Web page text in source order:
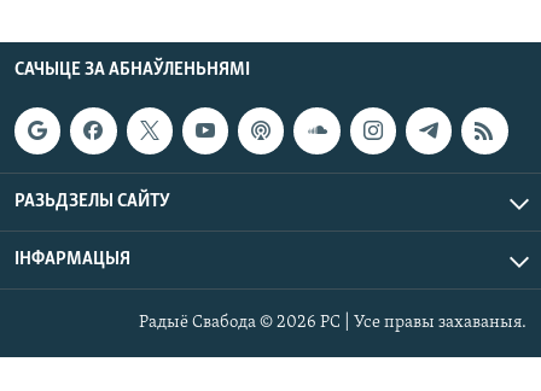
САЧЫЦЕ ЗА АБНАЎЛЕНЬНЯМІ
РАЗЬДЗЕЛЫ САЙТУ
ІНФАРМАЦЫЯ
Радыё Свабода © 2026 РС | Усе правы захаваныя.